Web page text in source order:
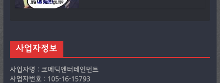
사업자정보
사업자명 : 코메딕엔터테인먼트
사업자번호 : 105-16-15793